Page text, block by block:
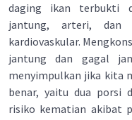
daging ikan terbukti
jantung, arteri, dan
kardiovaskular.
jantung dan gagal
menyimpulkan jika kita
benar, yaitu dua porsi
risiko kematian akibat